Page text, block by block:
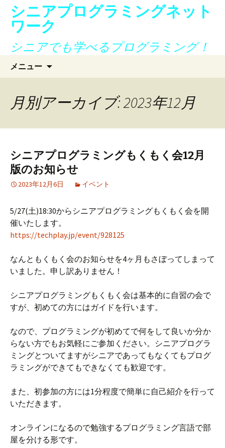
シニアプログラミングネット
ワーク
シニアでも学べるプログラミング！
メニュー
ン
ッ
プ
月別アーカイブ: 2023年12月
シニアプログラミングもくもく会12月
版のお知らせ
2023年12月6日 イベント
5/27(土)18:30からシニアプログラミングもくもく会を開
催いたします。
https://techplay.jp/event/928125
なんともくもく会のお知らせを4ヶ月もさぼってしまって
いました。申し訳ありません！
シニアプログラミングもくもく会は基本的に自習の会で
すが、初めての方にはガイドを行います。
なので、プログラミングが初めてで何をして良いか分か
らない方でもお気軽にご参加ください。シニアプログラ
ミングとついてますがシニアであってもなくてもプログ
ラミングができてもできなくても歓迎です。
また、初参加の方には1分程度で簡単に自己紹介を行って
いただきます。
オンラインになるので勉強するプログラミング言語で部
屋を分ける形です。